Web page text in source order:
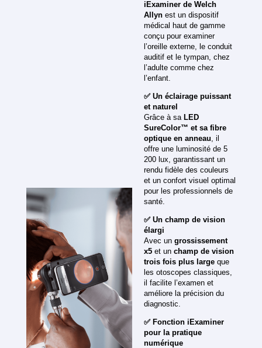
iExaminer de Welch
Allyn est un dispositif
médical haut de gamme
conçu pour examiner
l’oreille externe, le conduit
auditif et le tympan, chez
l’adulte comme chez
l’enfant.
✅ Un éclairage puissant
et naturel
Grâce à sa LED
SureColor™ et sa fibre
optique en anneau, il
offre une luminosité de 5
200 lux, garantissant un
rendu fidèle des couleurs
et un confort visuel optimal
pour les professionnels de
santé.
✅ Un champ de vision
élargi
Avec un grossissement
x5 et un champ de vision
trois fois plus large que
les otoscopes classiques,
il facilite l’examen et
améliore la précision du
diagnostic.
✅ Fonction iExaminer
pour la pratique
numérique